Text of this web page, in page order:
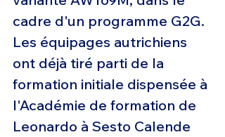
cadre d'un programme G2G.
Les équipages autrichiens
ont déjà tiré parti de la
formation initiale dispensée à
l'Académie de formation de
Leonardo à Sesto Calende